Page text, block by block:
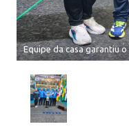
Equipe da casa garantiu